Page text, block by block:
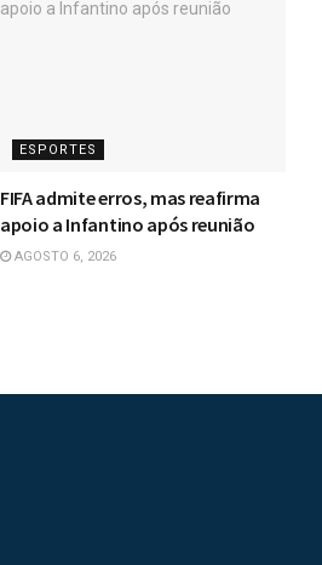
ESPORTES
FIFA admite erros, mas reafirma
apoio a Infantino após reunião
AGOSTO 6, 2026